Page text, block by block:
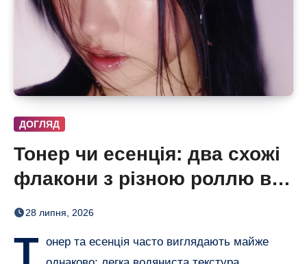
ДОГЛЯД
Тонер чи есенція: два схожі
флакони з різною роллю в
догляді
28 липня, 2026
Т онер та есенція часто виглядають майже